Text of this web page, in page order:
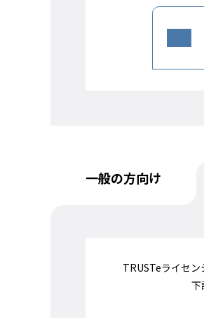
一般の方向け
TRUSTeライセ
下